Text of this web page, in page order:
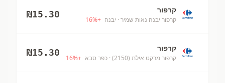
קרפור
קרפור יבנה נאות שמיר · יבנה +
16%
₪15.30
קרפור
קרפור מרקט אילת (2150) · כפר סבא +
16%
₪15.30